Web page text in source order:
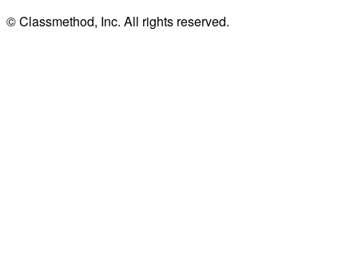
© Classmethod, Inc. All rights reserved.